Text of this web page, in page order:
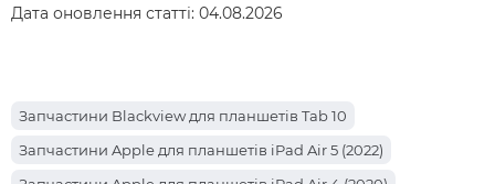
Дата оновлення статті: 04.08.2026
Запчастини Blackview для планшетів Tab 10
Запчастини Apple для планшетів iPad Air 5 (2022)